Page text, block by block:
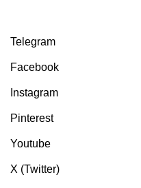
Telegram
Facebook
Instagram
Pinterest
Youtube
X (Twitter)